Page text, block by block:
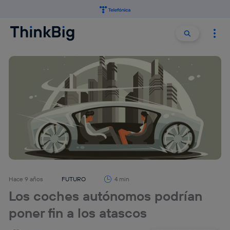
Buscar
Hace 9 años FUTURO 4 min
Los coches autónomos podrían
poner fin a los atascos